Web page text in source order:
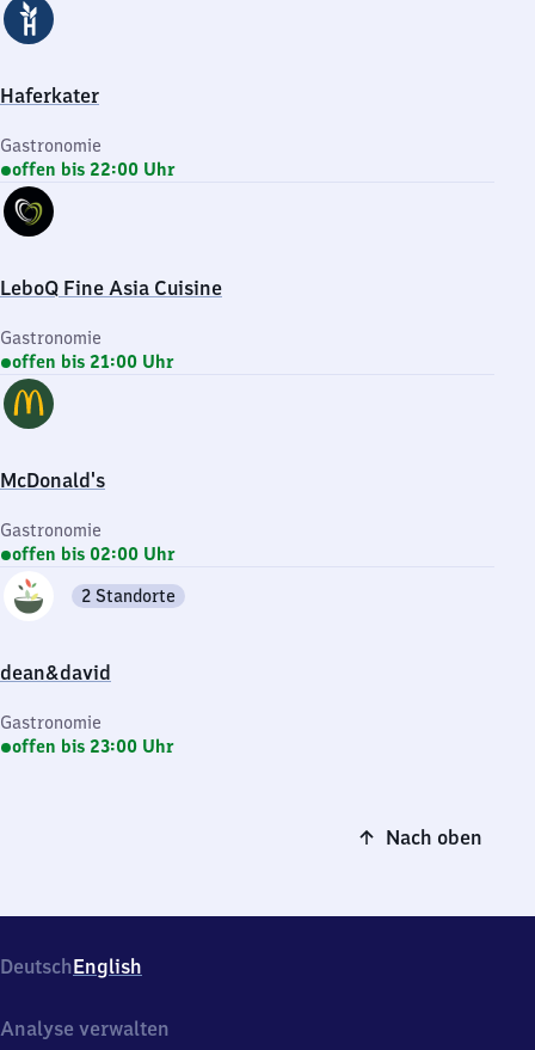
Haferkater
Gastronomie
offen bis 22:00 Uhr
LeboQ Fine Asia Cuisine
Gastronomie
offen bis 21:00 Uhr
McDonald's
Gastronomie
offen bis 02:00 Uhr
dean&david
2 Standorte
Gastronomie
offen bis 23:00 Uhr
Nach oben
DeutschEnglish
Analyse verwalten